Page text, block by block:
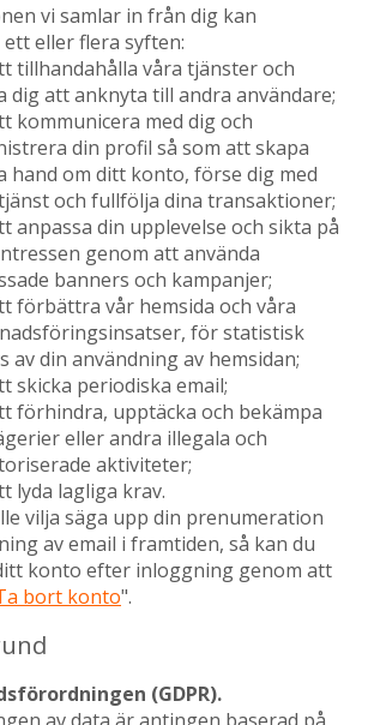
vi samlar in från dig kan
ett eller flera syften:
tillhandahålla våra tjänster och
dig att anknyta till andra användare;
kommunicera med dig och
din profil så som att skapa
hand om ditt konto, förse dig med
och fullfölja dina transaktioner;
anpassa din upplevelse och sikta på
genom att använda
banners och kampanjer;
förbättra vår hemsida och våra
för statistisk
av din användning av hemsidan;
skicka periodiska email;
förhindra, upptäcka och bekämpa
eller andra illegala och
aktiviteter;
lyda lagliga krav.
vilja säga upp din prenumeration
av email i framtiden, så kan du
konto efter inloggning genom att
bort konto".
(GDPR).